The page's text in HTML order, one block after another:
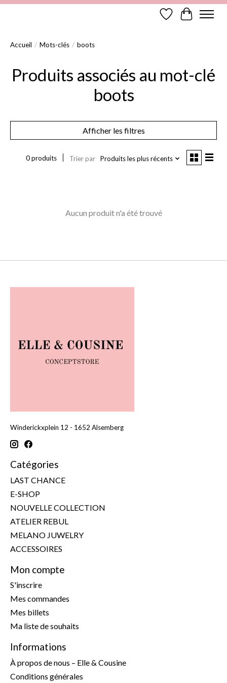
Liste de souhaits
Panier
Accueil / Mots-clés / boots
Produits associés au mot-clé
boots
Afficher les filtres
0 produits Trier par Produits les plus récents
Aucun produit n'a été trouvé
Winderickxplein 12 - 1652 Alsemberg
Catégories
LAST CHANCE
E-SHOP
NOUVELLE COLLECTION
ATELIER REBUL
MELANO JUWELRY
ACCESSOIRES
Mon compte
S'inscrire
Mes commandes
Mes billets
Ma liste de souhaits
Informations
À propos de nous – Elle & Cousine
Conditions générales